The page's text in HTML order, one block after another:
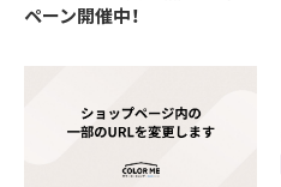
ペーン開催中！